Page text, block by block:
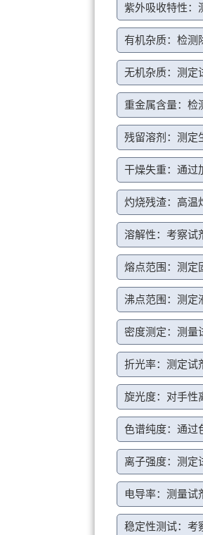
紫外吸收特性：
有机杂质：检测
无机杂质：测定
重金属含量：检
残留溶剂：测定
干燥失重：通过
灼烧残渣：高温
溶解性：考察试
熔点范围：测定
沸点范围：测定
密度测定：测量
折光率：测定试
旋光度：对手性
色谱纯度：通过
离子强度：测定
电导率：测量试
稳定性测试：考